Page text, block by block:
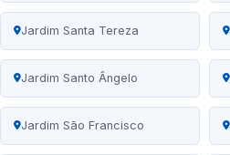
Jardim Santa Tereza
Jardim Santo Ângelo
Jardim São Francisco